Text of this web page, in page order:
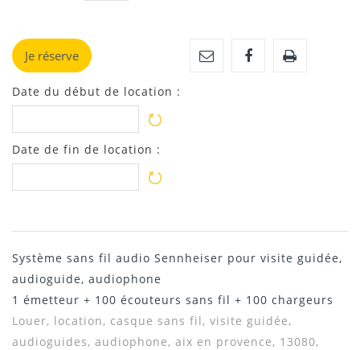
Je réserve
Date du début de location :
Date de fin de location :
Système sans fil audio Sennheiser pour visite guidée,
audioguide, audiophone
1 émetteur + 100 écouteurs sans fil + 100 chargeurs
Louer, location, casque sans fil, visite guidée,
audioguides, audiophone, aix en provence, 13080,